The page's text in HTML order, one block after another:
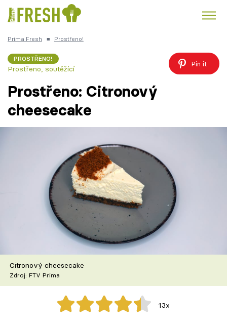
Česká kuchyně
TV Program
Škola vaření
Recepty z TV
Speciál: Cuketa
Těhotnej kuchař
Prima Fresh ■ Prostřeno!
PROSTŘENO!
Prostřeno, soutěžící
Pin it
Prostřeno: Citronový
cheesecake
Citronový cheesecake
Zdroj: FTV Prima
13x